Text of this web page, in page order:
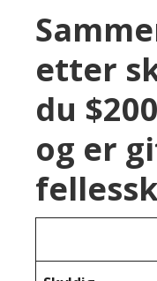
etter
du
og er